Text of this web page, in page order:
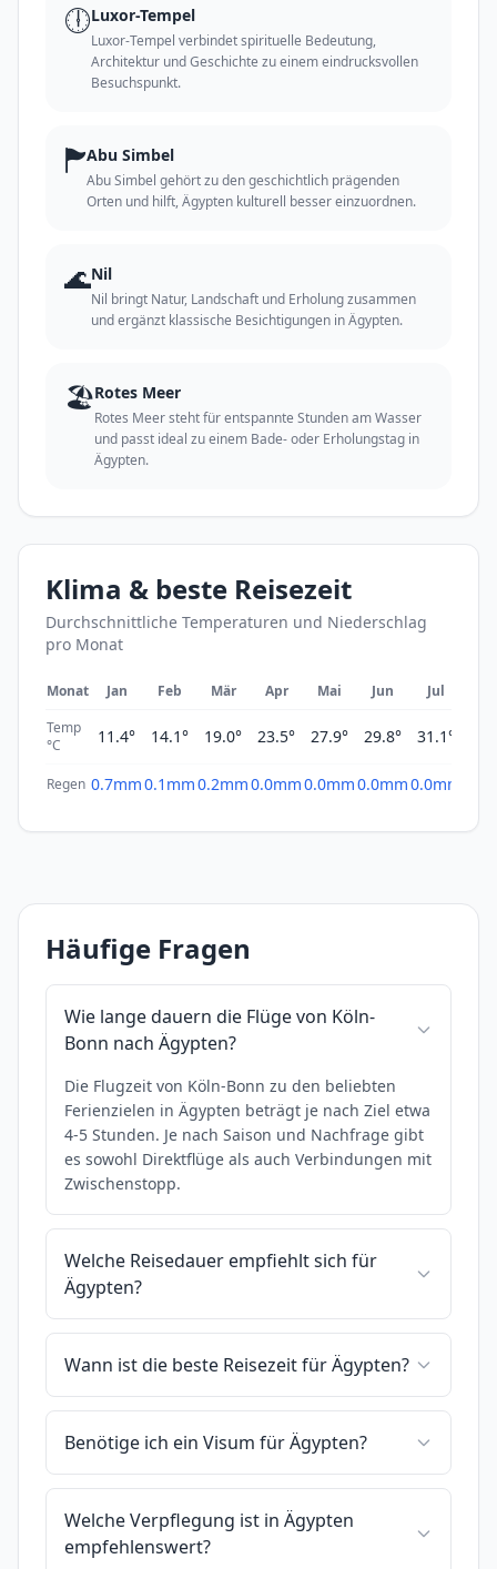
🕕Luxor-Tempel
Luxor-Tempel verbindet spirituelle Bedeutung,
Architektur und Geschichte zu einem eindrucksvollen
Besuchspunkt.
🏲Abu Simbel
Abu Simbel gehört zu den geschichtlich prägenden
Orten und hilft, Ägypten kulturell besser einzuordnen.
🌊Nil
Nil bringt Natur, Landschaft und Erholung zusammen
und ergänzt klassische Besichtigungen in Ägypten.
🏖️Rotes Meer
Rotes Meer steht für entspannte Stunden am Wasser
und passt ideal zu einem Bade- oder Erholungstag in
Ägypten.
Klima & beste Reisezeit
Durchschnittliche Temperaturen und Niederschlag
pro Monat
Monat Jan Feb Mär Apr Mai Jun Jul
Temp
°C
11.4° 14.1° 19.0° 23.5° 27.9° 29.8° 31.1°
Regen 0.7mm0.1mm0.2mm0.0mm0.0mm0.0mm0.0mm
Häufige Fragen
Wie lange dauern die Flüge von Köln-
Bonn nach Ägypten?
Die Flugzeit von Köln-Bonn zu den beliebten
Ferienzielen in Ägypten beträgt je nach Ziel etwa
4-5 Stunden. Je nach Saison und Nachfrage gibt
es sowohl Direktflüge als auch Verbindungen mit
Zwischenstopp.
Welche Reisedauer empfiehlt sich für
Ägypten?
Wann ist die beste Reisezeit für Ägypten?
Benötige ich ein Visum für Ägypten?
Welche Verpflegung ist in Ägypten
empfehlenswert?